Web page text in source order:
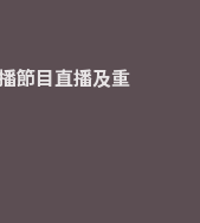
節目直播及重